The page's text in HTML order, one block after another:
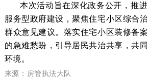
本次活动旨在深化政务公开，推
服务型政府建设，聚焦住宅小区综合
群众意见建议。 落实住宅小区装修备
的急难愁盼，引导居民共治共享，共
环境。
来源：房管执法大队